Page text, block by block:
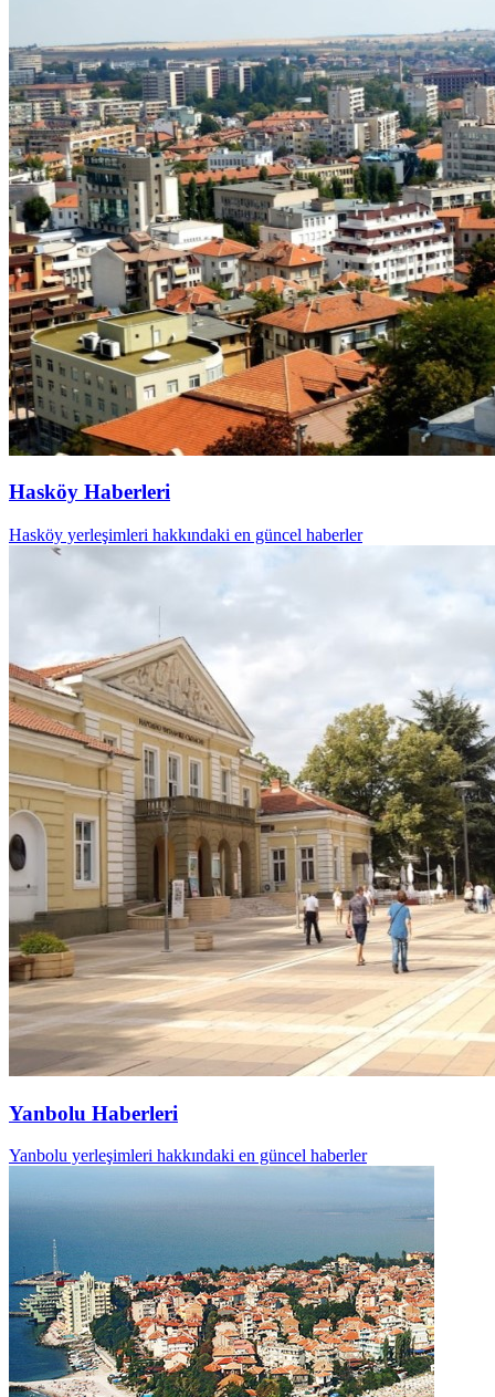
Hasköy Haberleri
Hasköy yerleşimleri hakkındaki en güncel haberler
Yanbolu Haberleri
Yanbolu yerleşimleri hakkındaki en güncel haberler